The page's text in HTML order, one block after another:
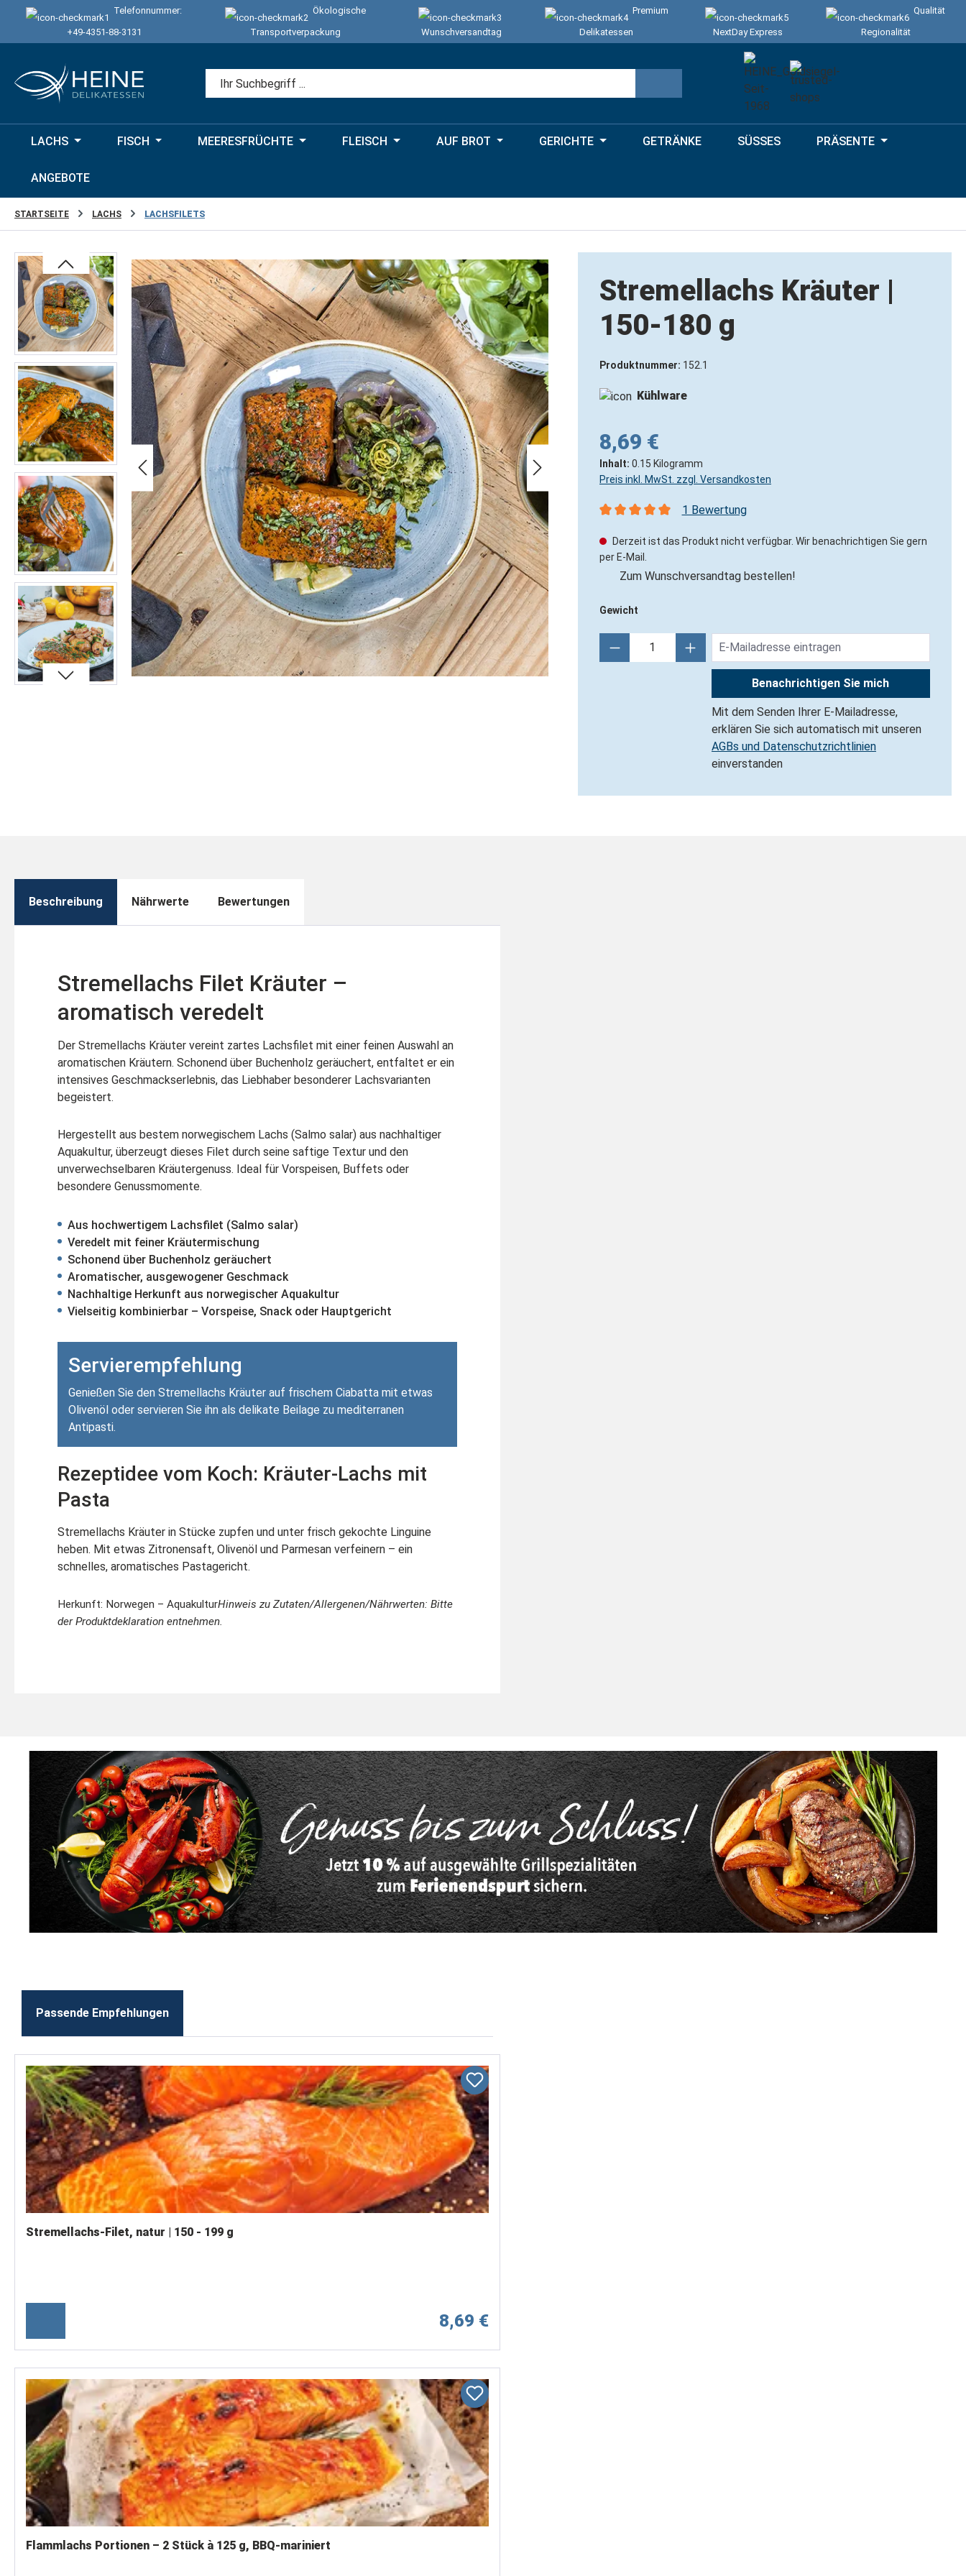
Hauptinhalt springen
Zur Suche springen
Zur Hauptnavigation springen
Telefonnummer:
+49-4351-88-3131
Ökologische
Transportverpackung
Wunschversandtag
Premium
Delikatessen
NextDay Express
Qualität
Regionalität
LACHS FISCH MEERESFRÜCHTE FLEISCH AUF BROT GERICHTE GETRÄNKE SÜSSES PRÄSENTE
ANGEBOTE
STARTSEITE LACHS LACHSFILETS
Bildergalerie überspringen
Stremellachs Kräuter |
150-180 g
Produktnummer: 152.1
Kühlware
8,69 €
Inhalt: 0.15 Kilogramm
Preis inkl. MwSt. zzgl. Versandkosten
1 Bewertung
Derzeit ist das Produkt nicht verfügbar. Wir benachrichtigen Sie gern
per E-Mail.
Zum Wunschversandtag bestellen!
Gewicht
Benachrichtigen Sie mich
Mit dem Senden Ihrer E-Mailadresse,
erklären Sie sich automatisch mit unseren
AGBs und Datenschutzrichtlinien
einverstanden
Beschreibung Nährwerte Bewertungen
Stremellachs Filet Kräuter –
aromatisch veredelt
Der Stremellachs Kräuter vereint zartes Lachsfilet mit einer feinen Auswahl an
aromatischen Kräutern. Schonend über Buchenholz geräuchert, entfaltet er ein
intensives Geschmackserlebnis, das Liebhaber besonderer Lachsvarianten
begeistert.
Hergestellt aus bestem norwegischem Lachs (Salmo salar) aus nachhaltiger
Aquakultur, überzeugt dieses Filet durch seine saftige Textur und den
unverwechselbaren Kräutergenuss. Ideal für Vorspeisen, Buffets oder
besondere Genussmomente.
Aus hochwertigem Lachsfilet (Salmo salar)
Veredelt mit feiner Kräutermischung
Schonend über Buchenholz geräuchert
Aromatischer, ausgewogener Geschmack
Nachhaltige Herkunft aus norwegischer Aquakultur
Vielseitig kombinierbar – Vorspeise, Snack oder Hauptgericht
Servierempfehlung
Genießen Sie den Stremellachs Kräuter auf frischem Ciabatta mit etwas
Olivenöl oder servieren Sie ihn als delikate Beilage zu mediterranen
Antipasti.
Rezeptidee vom Koch: Kräuter-Lachs mit
Pasta
Stremellachs Kräuter in Stücke zupfen und unter frisch gekochte Linguine
heben. Mit etwas Zitronensaft, Olivenöl und Parmesan verfeinern – ein
schnelles, aromatisches Pastagericht.
Herkunft: Norwegen – AquakulturHinweis zu Zutaten/Allergenen/Nährwerten: Bitte
der Produktdeklaration entnehmen.
Passende Empfehlungen
Stremellachs-Filet, natur | 150 - 199 g
8,69 €
Flammlachs Portionen – 2 Stück à 125 g, BBQ-mariniert